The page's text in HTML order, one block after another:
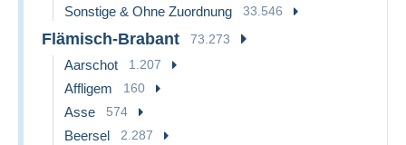
Sonstige & Ohne Zuordnung 33.546
Flämisch-Brabant 73.273
Aarschot 1.207
Affligem 160
Asse 574
Beersel 2.287